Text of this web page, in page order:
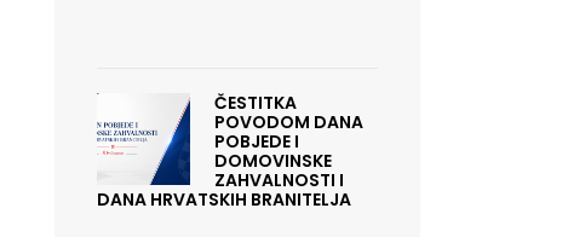
ČESTITKA
POVODOM DANA
POBJEDE I
DOMOVINSKE
ZAHVALNOSTI I
DANA HRVATSKIH BRANITELJA